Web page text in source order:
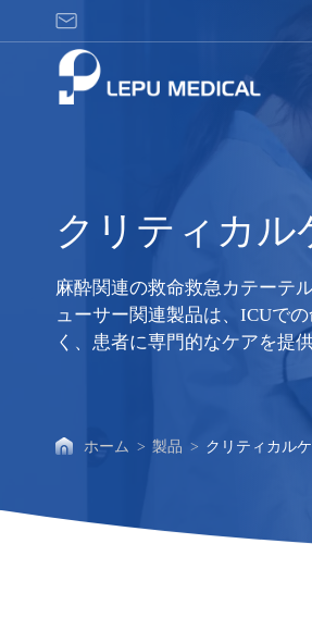
リ
クリティカル
麻酔関連の救命救急カテーテ
ューサー関連製品は、ICUで
く、患者に専門的なケアを提
ホーム > 製品 > クリティカル